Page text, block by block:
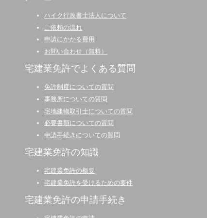
ハイク行政書士法人について
ご依頼の流れ
申請にかかる費用
お問い合わせ（無料）
宅建業免許でよくある質問
免許制度についての質問
事務所についての質問
宅地建物取引士についての質問
必要書類についての質問
申請手続きについての質問
宅建業免許の知識
宅建業免許の概要
宅建業免許を受けるための要件
宅建業免許の申請手続き